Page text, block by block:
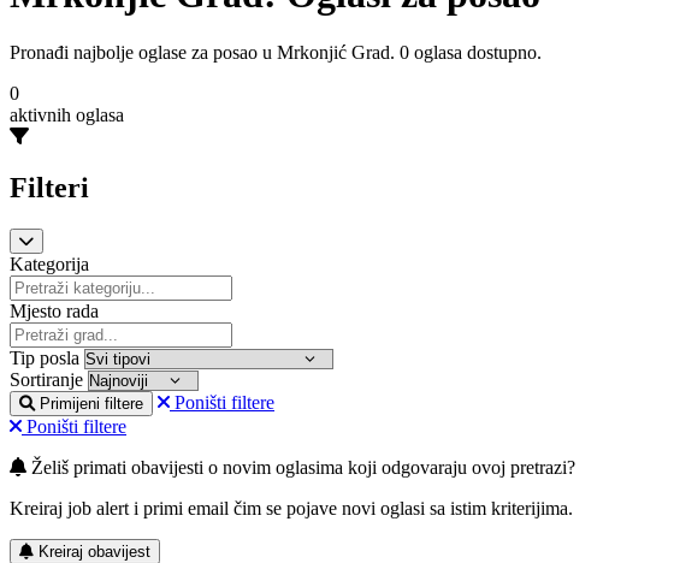
Pronađi najbolje oglase za posao u Mrkonjić Grad. 0 oglasa dostupno.
0
aktivnih oglasa
Filteri
Kategorija
Mjesto rada
Tip posla
Sortiranje
Primijeni filtere
Poništi filtere
Poništi filtere
Želiš primati obavijesti o novim oglasima koji odgovaraju ovoj pretrazi?
Kreiraj job alert i primi email čim se pojave novi oglasi sa istim kriterijima.
Kreiraj obavijest